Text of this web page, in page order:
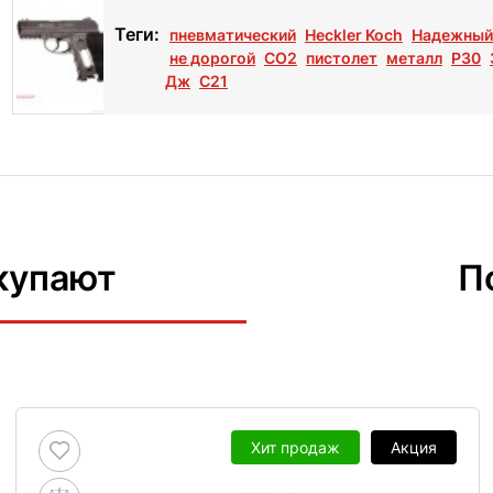
Теги: пневматический Heckler Koch Надежный
не дорогой СО2 пистолет металл P30
Дж C21
Хит продаж Акция